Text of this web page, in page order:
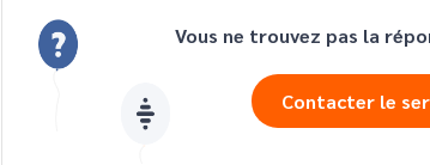
Vous ne trouvez pas la
Contacter le